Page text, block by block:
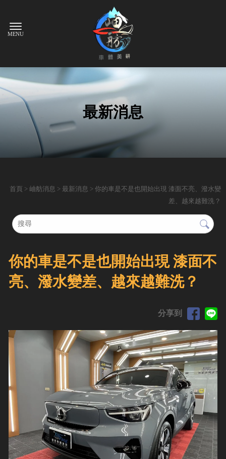
最新消息
首頁 > 岫舫消息 > 最新消息 > 你的車是不是也開始出現 漆面不亮、潑水變
差、越來越難洗？
你的車是不是也開始出現 漆面不
亮、潑水變差、越來越難洗？
分享到